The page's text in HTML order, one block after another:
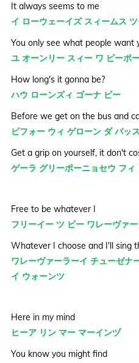
It always seems to me
イ ローウェーイズ スィームス
You only see what people want
ユ オーンリー スィー ワ ピーポ
How long's it gonna be?
ハウ ローンズィ ゴーナ ビー
Before we get on the bus and
ビフォー ウィ ゲローン ダ バッ
Get a grip on yourself, it don't
ゲーラ グリーポーニョセウ フ
Free to be whatever I
フリーイー ツ ビー ワレーヴァ
Whatever I choose and I'll sing
ワレーヴァーラーイ チューゼナ
イ ウォーンツ
Here in my mind
ヒーア リン マー マーインヅ
You know you might find